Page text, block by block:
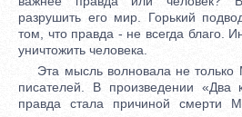
разрушить его мир. Горький
том, что правда - не всегда благо.
уничтожить человека.
Эта мысль волновала не только
писателей. В произведении «Два
правда стала причиной смерти